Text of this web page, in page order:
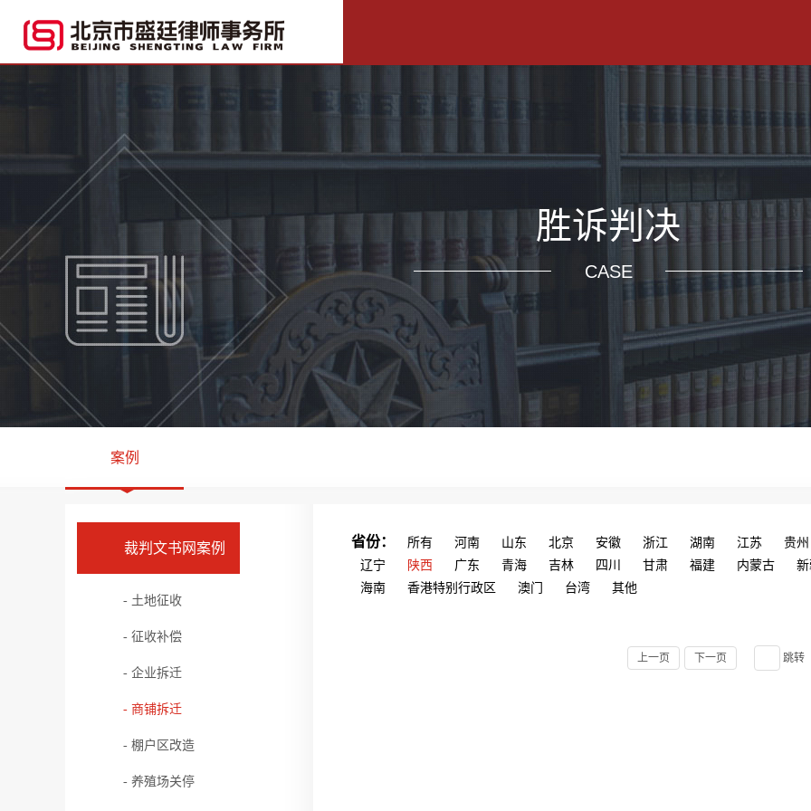
胜诉判决
CASE
案例
裁判文书网案例
- 土地征收
- 征收补偿
- 企业拆迁
- 商铺拆迁
- 棚户区改造
- 养殖场关停
省份： 所有 河南 山东 北京 安徽 浙江 湖南 江苏
贵州
辽宁
陕西 广东 青海 吉林 四川 甘肃 福建 内蒙古
海南
香港特别行政区 澳门 台湾 其他
上一页 下一页 跳转